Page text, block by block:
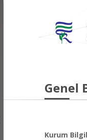
Genel
Kurum